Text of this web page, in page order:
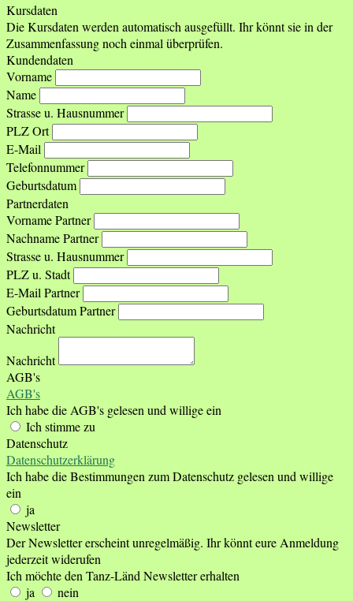
Kursdaten
Die Kursdaten werden automatisch ausgefüllt. Ihr könnt sie in der
Zusammenfassung noch einmal überprüfen.
Kundendaten
Vorname
Name
Strasse u. Hausnummer
PLZ Ort
E-Mail
Telefonnummer
Geburtsdatum
Partnerdaten
Vorname Partner
Nachname Partner
Strasse u. Hausnummer
PLZ u. Stadt
E-Mail Partner
Geburtsdatum Partner
Nachricht
Nachricht
AGB's
AGB's
Ich habe die AGB's gelesen und willige ein
Ich stimme zu
Datenschutz
Datenschutzerklärung
Ich habe die Bestimmungen zum Datenschutz gelesen und willige
ein
ja
Newsletter
Der Newsletter erscheint unregelmäßig. Ihr könnt eure Anmeldung
jederzeit widerufen
Ich möchte den Tanz-Länd Newsletter erhalten
ja
nein